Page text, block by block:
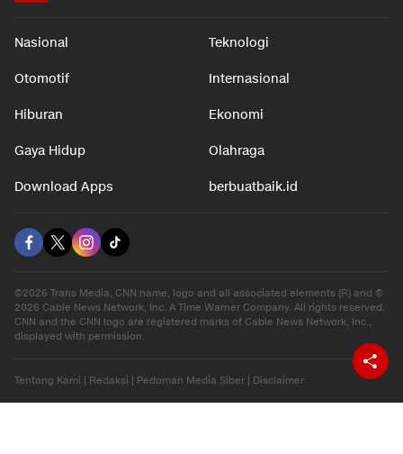
Nasional Teknologi
Otomotif Internasional
Hiburan Ekonomi
Gaya Hidup Olahraga
Download Apps berbuatbaik.id
©2026 Trans Media, CNN name, logo and all associated elements (R) and ©
2026 Cable News Network, Inc. A Time Warner Company. All rights reserved.
CNN and the CNN logo are registered marks of Cable News Network, Inc.,
displayed with permission.
Tentang Kami Redaksi Pedoman Media Siber Disclaimer